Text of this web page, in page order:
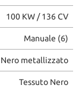
100 KW / 136 CV
Manuale (6)
Nero metallizzato
Tessuto Nero